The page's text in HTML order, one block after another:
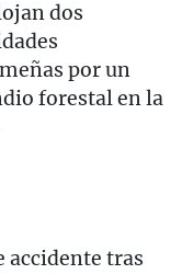
dos
por un
forestal en la
accidente tras